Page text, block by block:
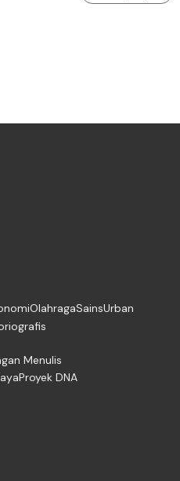
OlahragaSainsUrban
Menulis
Proyek DNA